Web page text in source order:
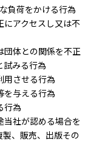
負荷をかける行為
にアクセスし又は不
団体との関係を不正
試みる行為
用させる行為
を与える行為
行為
当社が認める場合を
、販売、出版その